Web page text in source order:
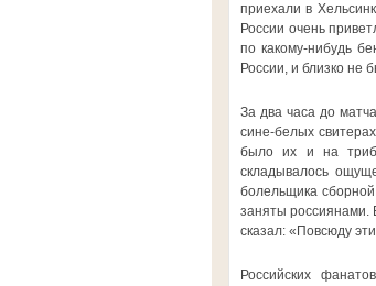
приехали в
России очень
по какому-нибудь
России, и близко не
За два часа до
сине-белых
было их и на
складывалось
болельщика
заняты россиянами.
сказал: «Повсюду
Российских